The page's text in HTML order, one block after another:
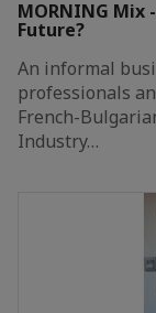
MORNING Mix
Future?
An informal
professionals
French-
Industry…